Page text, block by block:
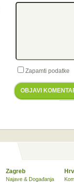
Zapamti podatke
OBJAVI
Zagreb
Najave & Događanja